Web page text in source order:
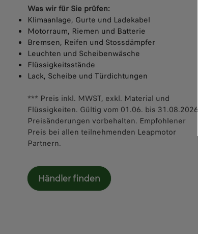
Was wir für Sie prüfen:
Klimaanlage, Gurte und Ladekabel
Motorraum, Riemen und Batterie
Bremsen, Reifen und Stossdämpfer
Leuchten und Scheibenwäsche
Flüssigkeitsstände
Lack, Scheibe und Türdichtungen
*** Preis inkl. MWST, exkl. Material und
Flüssigkeiten. Gültig vom 01.06. bis 31.08.2026.
Preisänderungen vorbehalten. Empfohlener
Preis bei allen teilnehmenden Leapmotor
Partnern.
Händler finden